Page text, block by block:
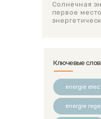
Солнечная
первое
Ключевые
energie
energie